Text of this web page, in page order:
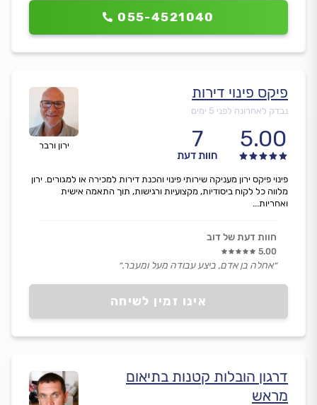
055-4521040
ירון ורבר
פיקס פינוי דירות
נבדק לאחרונה לפני 5 ימים
5.00
7
חוות דעת
אינו זמין לשיחה
פינוי פיקס ירון מעניקה שירותי פינוי והכנת דירות למכירה או למגורים. ירון
מלווה כל לקוח ביסודיות, מקצועיות ורגישות, תוך התאמה אישית
ואחריות...
חוות דעת של דוב
5.00
״אחלה בן אדם, ביצע עבודה מעל ומעבר.״
דרגון הובלות קטנות בתיאום
מראש